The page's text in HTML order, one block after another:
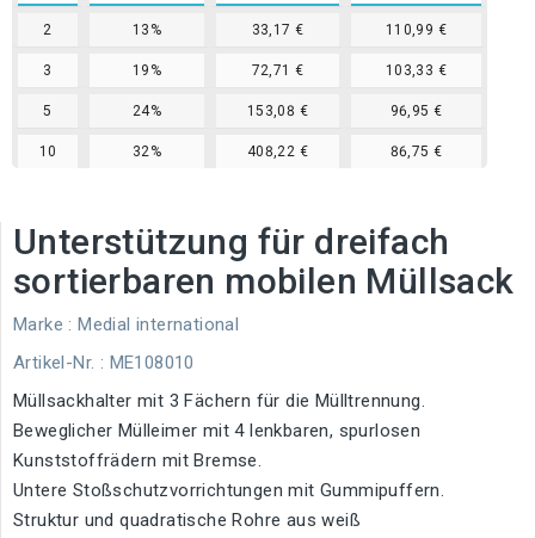
2 13% 33,17 € 110,99 €
3 19% 72,71 € 103,33 €
5 24% 153,08 € 96,95 €
10 32% 408,22 € 86,75 €
Unterstützung für dreifach
sortierbaren mobilen Müllsack
Marke : Medial international
Artikel-Nr. : ME108010
Müllsackhalter mit 3 Fächern für die Mülltrennung.
Beweglicher Mülleimer mit 4 lenkbaren, spurlosen
Kunststoffrädern mit Bremse.
Untere Stoßschutzvorrichtungen mit Gummipuffern.
Struktur und quadratische Rohre aus weiß